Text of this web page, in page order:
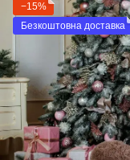
−15%
Безкоштовна доставка